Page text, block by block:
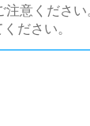
意ください
ださい。